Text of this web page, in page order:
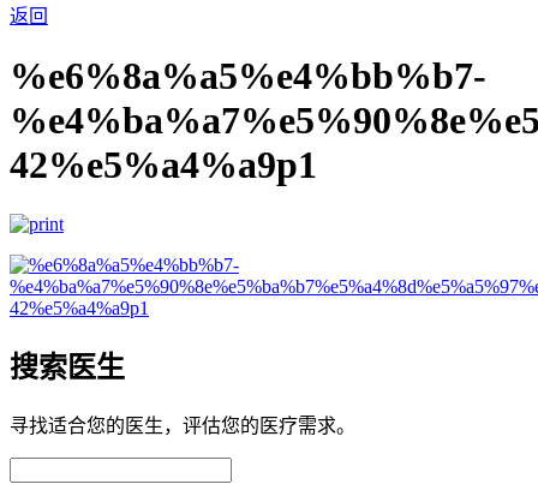
返回
%e6%8a%a5%e4%bb%b7-
42%e5%a4%a9p1
搜索医生
寻找适合您的医生，评估您的医疗需求。